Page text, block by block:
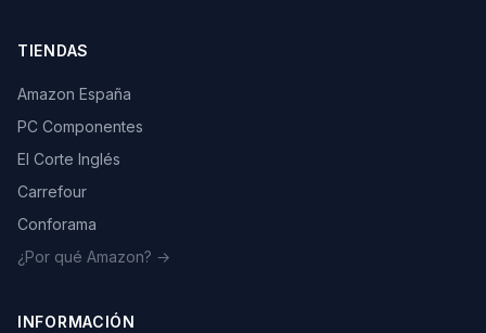
TIENDAS
Amazon España
PC Componentes
El Corte Inglés
Carrefour
Conforama
¿Por qué Amazon? →
INFORMACIÓN